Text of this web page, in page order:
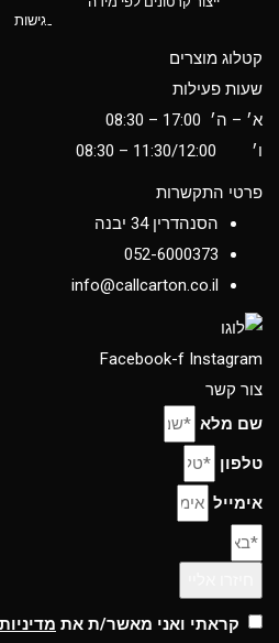
נגישות
קטלוג מוצרים
שעות פעילות
א׳ – ה׳ 17:00 – 08:30
ו׳ 11:30/12:00
– 08:30
פרטי התקשרות
הסנהדרין 34 יבנה
052-6000373
info@callcarton.co.il
Facebook-f Instagram
צור קשר
שם מלא
טלפון
אימייל
קראתי ואני מאשר/ת את